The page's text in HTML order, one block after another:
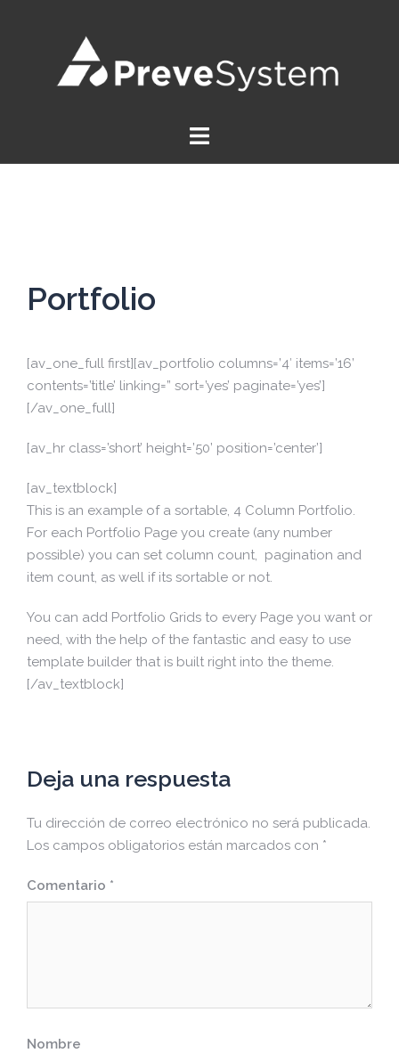
Portfolio
[av_one_full first][av_portfolio columns=’4′ items=’16’
contents=’title’ linking=” sort=’yes’ paginate=’yes’]
[/av_one_full]
[av_hr class=’short’ height=’50’ position=’center’]
[av_textblock]
This is an example of a sortable, 4 Column Portfolio.
For each Portfolio Page you create (any number
possible) you can set column count, pagination and
item count, as well if its sortable or not.
You can add Portfolio Grids to every Page you want or
need, with the help of the fantastic and easy to use
template builder that is built right into the theme.
[/av_textblock]
Deja una respuesta
Tu dirección de correo electrónico no será publicada.
Los campos obligatorios están marcados con *
Comentario *
Nombre